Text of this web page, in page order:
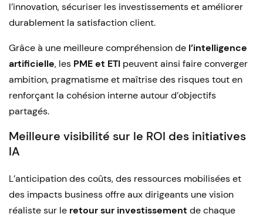
l’innovation, sécuriser les investissements et améliorer
durablement la satisfaction client.
Grâce à une meilleure compréhension de l’intelligence
artificielle, les PME et ETI peuvent ainsi faire converger
ambition, pragmatisme et maîtrise des risques tout en
renforçant la cohésion interne autour d’objectifs
partagés.
Meilleure visibilité sur le ROI des initiatives
IA
L’anticipation des coûts, des ressources mobilisées et
des impacts business offre aux dirigeants une vision
réaliste sur le retour sur investissement de chaque